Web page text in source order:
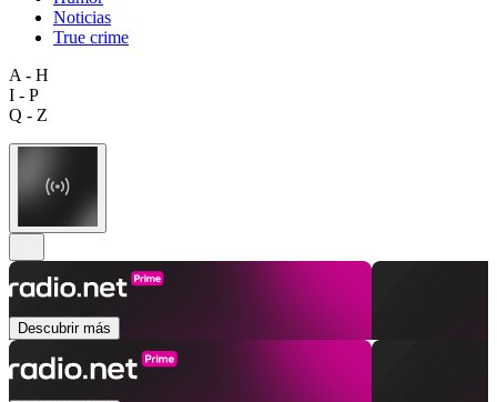
Noticias
True crime
A - H
I - P
Q - Z
Descubrir más